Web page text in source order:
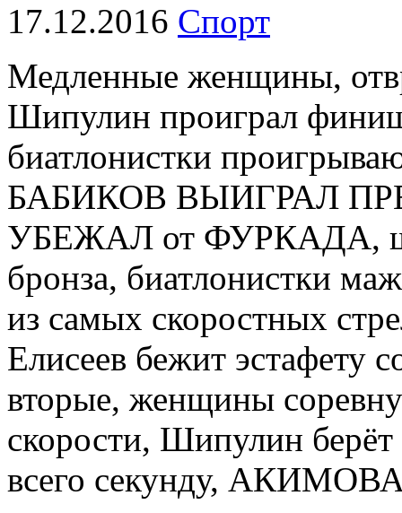
17.12.2016 Спорт
Медленные женщины,
Шипулин проиграл
биатлонистки
БАБИКОВ ВЫИГРАЛ
УБЕЖАЛ от ФУРКАДА,
бронза, биатлонистки
из самых скоростных
Елисеев бежит
вторые, женщины
скорости, Шипулин
всего секунду,